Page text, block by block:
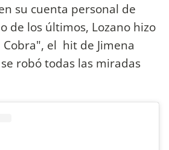
su cuenta personal de
de los últimos, Lozano hizo
el hit de Jimena
robó todas las miradas